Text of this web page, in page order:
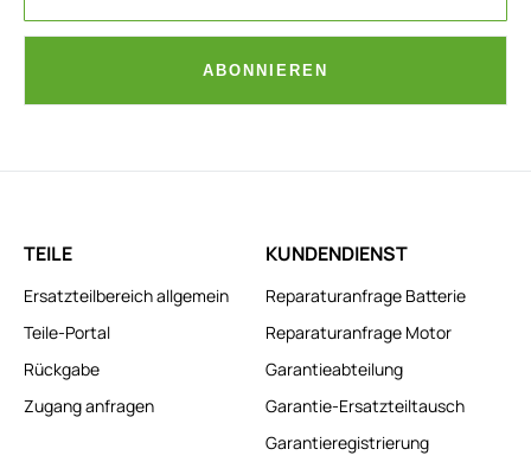
ABONNIEREN
TEILE
Ersatzteilbereich allgemein
Teile-Portal
Rückgabe
Zugang anfragen
KUNDENDIENST
Reparaturanfrage Batterie
Reparaturanfrage Motor
Garantieabteilung
Garantie-Ersatzteiltausch
Garantieregistrierung